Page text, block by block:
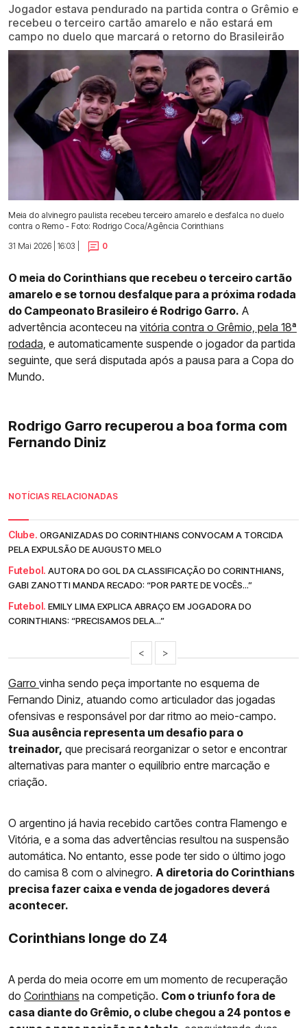
Jogador estava pendurado na partida contra o Grêmio e
recebeu o terceiro cartão amarelo e não estará em
campo no duelo que marcará o retorno do Brasileirão
Meia do alvinegro paulista recebeu terceiro amarelo e desfalca no duelo
contra o Remo - Foto: Rodrigo Coca/Agência Corinthians
31 Mai 2026 | 16:03 |
0
O meia do Corinthians que recebeu o terceiro cartão
amarelo e se tornou desfalque para a próxima rodada
do Campeonato Brasileiro é Rodrigo Garro. A
advertência aconteceu na vitória contra o Grêmio, pela 18ª
rodada, e automaticamente suspende o jogador da partida
seguinte, que será disputada após a pausa para a Copa do
Mundo.
Rodrigo Garro recuperou a boa forma com
Fernando Diniz
NOTÍCIAS RELACIONADAS
Clube. ORGANIZADAS DO CORINTHIANS CONVOCAM A TORCIDA
PELA EXPULSÃO DE AUGUSTO MELO
Futebol. AUTORA DO GOL DA CLASSIFICAÇÃO DO CORINTHIANS,
GABI ZANOTTI MANDA RECADO: “POR PARTE DE VOCÊS...”
Futebol. EMILY LIMA EXPLICA ABRAÇO EM JOGADORA DO
CORINTHIANS: “PRECISAMOS DELA...”
< >
Garro vinha sendo peça importante no esquema de
Fernando Diniz, atuando como articulador das jogadas
ofensivas e responsável por dar ritmo ao meio-campo.
Sua ausência representa um desafio para o
treinador, que precisará reorganizar o setor e encontrar
alternativas para manter o equilíbrio entre marcação e
criação.
O argentino já havia recebido cartões contra Flamengo e
Vitória, e a soma das advertências resultou na suspensão
automática. No entanto, esse pode ter sido o último jogo
do camisa 8 com o alvinegro. A diretoria do Corinthians
precisa fazer caixa e venda de jogadores deverá
acontecer.
Corinthians longe do Z4
A perda do meia ocorre em um momento de recuperação
do Corinthians na competição. Com o triunfo fora de
casa diante do Grêmio, o clube chegou a 24 pontos e